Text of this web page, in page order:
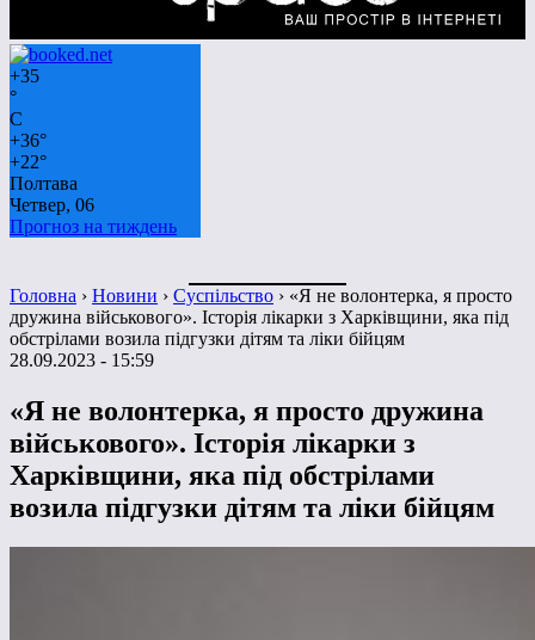
+35
°
C
+36°
+22°
Полтава
Четвер, 06
Прогноз на тиждень
Головна › Новини › Суспільство › «Я не волонтерка, я просто
дружина військового». Історія лікарки з Харківщини, яка під
обстрілами возила підгузки дітям та ліки бійцям
28.09.2023 - 15:59
«Я не волонтерка, я просто дружина
військового». Історія лікарки з
Харківщини, яка під обстрілами
возила підгузки дітям та ліки бійцям